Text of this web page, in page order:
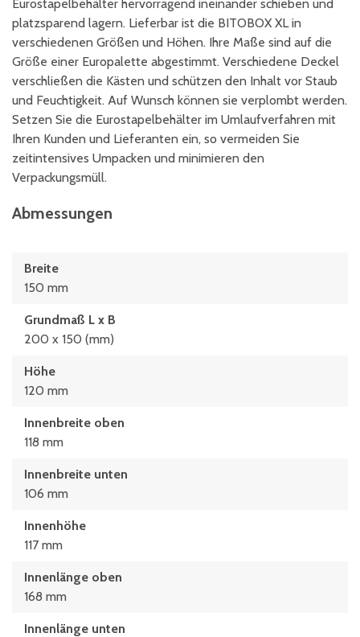
Eurostapelbehälter hervorragend ineinander schieben und
platzsparend lagern. Lieferbar ist die BITOBOX XL in
verschiedenen Größen und Höhen. Ihre Maße sind auf die
Größe einer Europalette abgestimmt. Verschiedene Deckel
verschließen die Kästen und schützen den Inhalt vor Staub
und Feuchtigkeit. Auf Wunsch können sie verplombt werden.
Setzen Sie die Eurostapelbehälter im Umlaufverfahren mit
Ihren Kunden und Lieferanten ein, so vermeiden Sie
zeitintensives Umpacken und minimieren den
Verpackungsmüll.
Abmessungen
Breite
150 mm
Grundmaß L x B
200 x 150 (mm)
Höhe
120 mm
Innenbreite oben
118 mm
Innenbreite unten
106 mm
Innenhöhe
117 mm
Innenlänge oben
168 mm
Innenlänge unten